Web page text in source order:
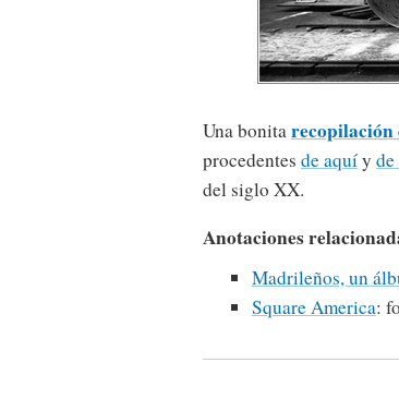
Una bonita recopilación
procedentes de aquíy
del siglo XX.
Anotaciones
Madrileños, un
Square America: